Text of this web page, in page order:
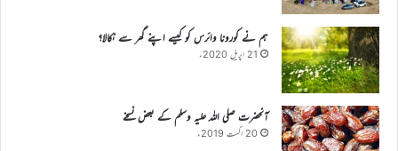
ہم نے کورونا وائرس کو کیسے اپنے گھر سے نکالا؟
21 اپریل 2020ء
آنحضرت صلی اللہ علیہ وسلم کے بعض نسخے
20 اگست 2019ء